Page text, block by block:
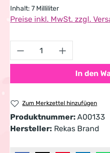
Inhalt: 7 Milliliter
Preise inkl. MwSt. zzgl.
Produkt Anzahl:
In den
Zum Merkzettel hinzufügen
Produktnummer: A00133
Hersteller: Rekas Brand